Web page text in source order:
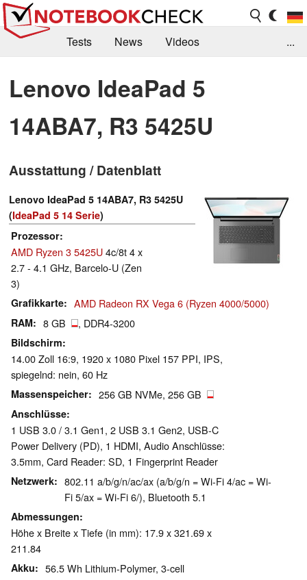
Tests News
Videos
Kaufberatung
Deals Suche
Forum
...
Lenovo IdeaPad 5
14ABA7, R3 5425U
Ausstattung / Datenblatt
Lenovo IdeaPad 5 14ABA7, R3 5425U
(IdeaPad 5 14 Serie)
Prozessor
AMD Ryzen 3 5425U4c/8t 4 x
2.7 - 4.1 GHz, Barcelo-U (Zen
3)
Grafikkarte AMD Radeon RX Vega 6 (Ryzen 4000/5000)
RAM 8 GB , DDR4-3200
Bildschirm
14.00 Zoll 16:9, 1920 x 1080 Pixel 157 PPI, IPS,
spiegelnd: nein, 60 Hz
Massenspeicher 256 GB NVMe, 256 GB
Anschlüsse
1 USB 3.0 / 3.1 Gen1, 2 USB 3.1 Gen2, USB-C
Power Delivery (PD), 1 HDMI, Audio Anschlüsse:
3.5mm, Card Reader: SD, 1 Fingerprint Reader
Netzwerk
802.11 a/b/g/n/ac/ax (a/b/g/n = Wi-Fi 4/ac = Wi-
Fi 5/ax = Wi-Fi 6/), Bluetooth 5.1
Abmessungen
Höhe x Breite x Tiefe (in mm): 17.9 x 321.69 x
211.84
Akku 56.5 Wh Lithium-Polymer, 3-cell